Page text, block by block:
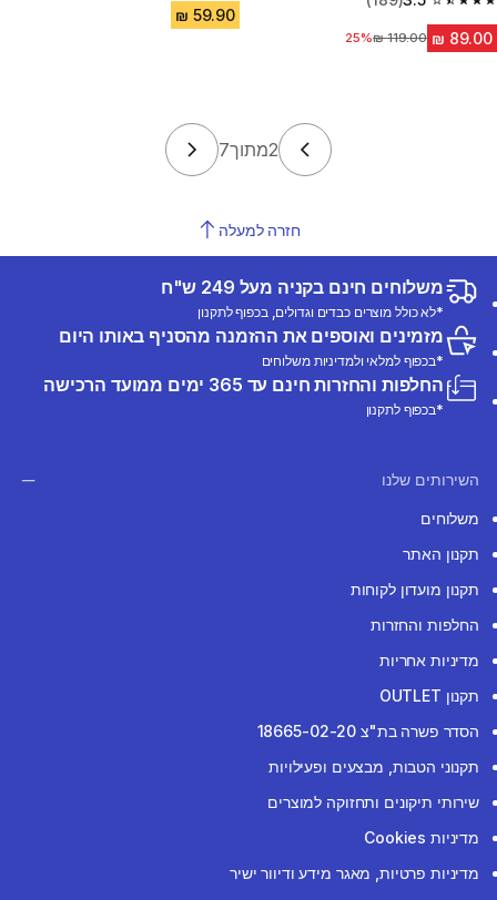
3.5 out of 5 stars from 189 reviews
מחיר לפני הנחה‏119.00 ₪
25%
2מתוך7
חזרה למעלה
משלוחים חינם בקניה מעל 249 ש"ח
*לא כולל מוצרים כבדים וגדולים, בכפוף לתקנון
מזמינים ואוספים את ההזמנה מהסניף באותו היום
*בכפוף למלאי ולמדיניות משלוחים
החלפות והחזרות חינם עד 365 ימים ממועד הרכישה
*בכפוף לתקנון
השירותים שלנו
משלוחים
תקנון האתר
תקנון מועדון לקוחות
החלפות והחזרות
מדיניות אחריות
תקנון OUTLET
הסדר פשרה בת"צ 18665-02-20
תקנוני הטבות, מבצעים ופעילויות
שירותי תיקונים ותחזוקה למוצרים
מדיניות Cookies
מדיניות פרטיות, מאגר מידע ודיוור ישיר